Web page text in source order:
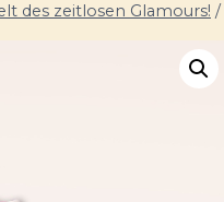
des zeitlosen Glamours! /